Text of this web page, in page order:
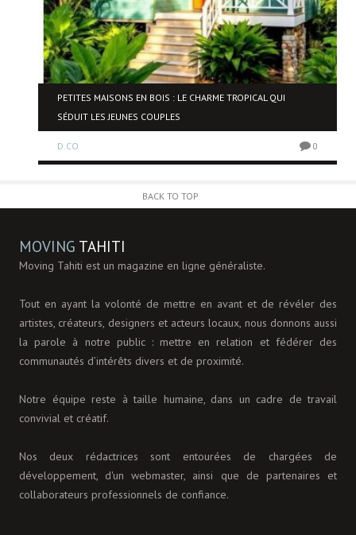
PETITES MAISONS EN BOIS : LE CHARME TROPICAL QUI
SÉDUIT LES JEUNES COUPLES
D.CO 0
BACK TO TOP
MOVING TAHITI
Moving Tahiti est un magazine en ligne généraliste.
Tout en ayant la volonté de mettre en avant et de révéler des
artistes, créateurs, designers et acteurs locaux, nous donnons aussi
la parole à notre public : mettre en relation et fédérer des
communautés d’intérêts divers et de proximité.
Notre équipe reste à taille humaine, dans un cadre de travail
convivial et créatif.
Nos deux rédactrices sont entourées de chargées de
développement, d'un webmaster, ainsi que de partenaires et
collaborateurs professionnels de confiance.